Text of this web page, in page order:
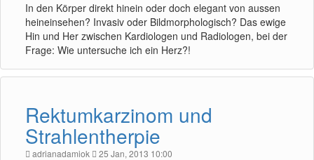
In den Körper direkt hinein oder doch elegant von aussen
heineinsehen? Invasiv oder Bildmorphologisch? Das ewige
Hin und Her zwischen Kardiologen und Radiologen, bei der
Frage: Wie untersuche ich ein Herz?!
Rektumkarzinom und
Strahlentherpie
adrianadamiok 25 Jan, 2013 10:00